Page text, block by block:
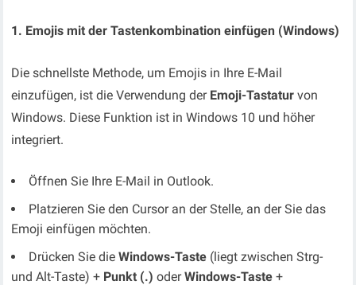
1. Emojis mit der Tastenkombination einfügen (Windows)
Die schnellste Methode, um Emojis in Ihre E-Mail
einzufügen, ist die Verwendung der Emoji-Tastatur von
Windows. Diese Funktion ist in Windows 10 und höher
integriert.
Öffnen Sie Ihre E-Mail in Outlook.
Platzieren Sie den Cursor an der Stelle, an der Sie das
Emoji einfügen möchten.
Drücken Sie dieWindows-Taste (liegt zwischen Strg-
und Alt-Taste) + Punkt (.) oderWindows-Taste +